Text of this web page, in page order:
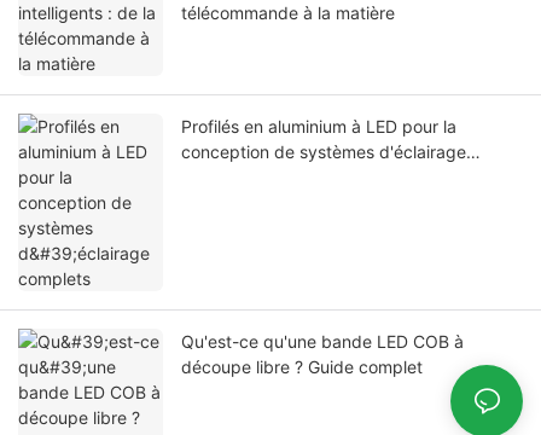
télécommande à la matière
Profilés en aluminium à LED pour la
conception de systèmes d'éclairage
Qu'est-ce qu'une bande LED COB à
découpe libre ? Guide complet